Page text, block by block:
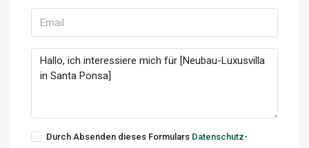
Durch Absenden dieses Formulars Datenschutz-